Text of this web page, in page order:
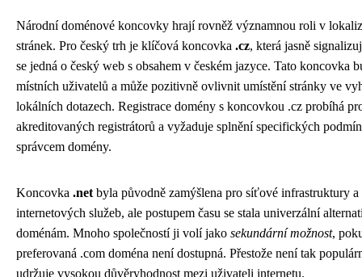
Národní doménové koncovky hrají rovněž významnou roli v
stránek. Pro český trh je klíčová koncovka .cz, která jasně
se jedná o český web s obsahem v českém jazyce. Tato koncovka
místních uživatelů a může pozitivně ovlivnit umístění stránky ve
lokálních dotazech. Registrace domény s koncovkou .cz probíhá
akreditovaných registrátorů a vyžaduje splnění specifických
správcem domény.
Koncovka .net byla původně zamýšlena pro síťové infrastruktury a
internetových služeb, ale postupem času se stala univerzální
doménám. Mnoho společností ji volí jako sekundární možnost,
preferovaná .com doména není dostupná. Přestože není tak
udržuje vysokou důvěryhodnost mezi uživateli internetu.